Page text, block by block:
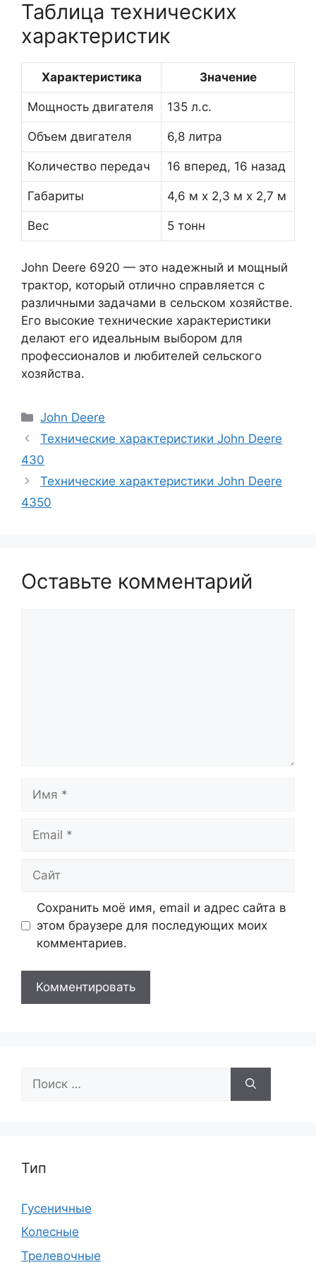
Таблица технических
характеристик
Характеристика Значение
Мощность двигателя 135 л.с.
Объем двигателя 6,8 литра
Количество передач 16 вперед, 16 назад
Габариты 4,6 м x 2,3 м x 2,7 м
Вес 5 тонн
John Deere 6920 — это надежный и мощный
трактор, который отлично справляется с
различными задачами в сельском хозяйстве.
Его высокие технические характеристики
делают его идеальным выбором для
профессионалов и любителей сельского
хозяйства.
Рубрики
John Deere
Технические характеристики John Deere
430
Технические характеристики John Deere
4350
Оставьте комментарий
Имя
Email
Сайт
Сохранить моё имя, email и адрес сайта в
этом браузере для последующих моих
комментариев.
Тип
Гусеничные
Колесные
Трелевочные